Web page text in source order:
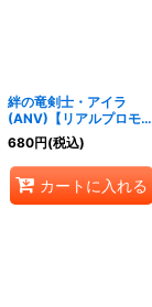
絆の竜剣士・アイラ
(ANV)【リアルプロモ】
{-}《ドラゴン》
680円(税込)
カートに入れる